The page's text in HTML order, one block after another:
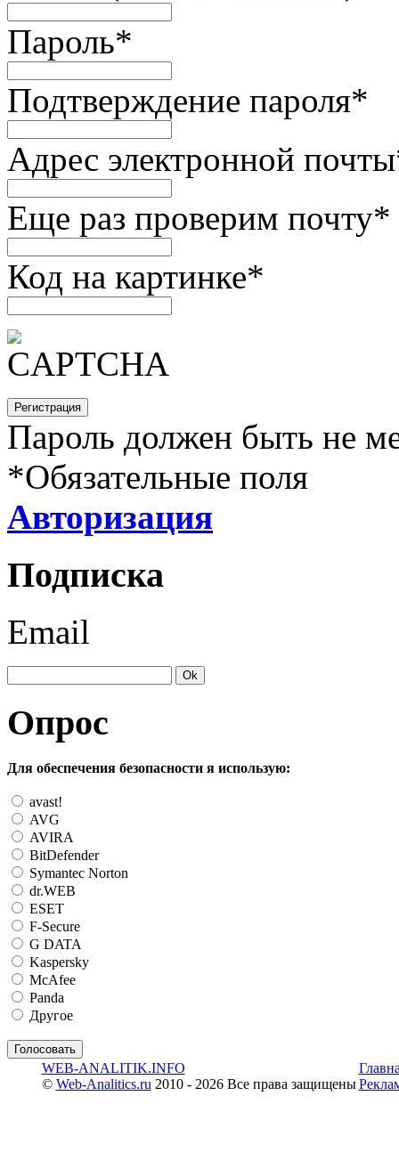
Пароль*
Подтверждение пароля*
Адрес электронной почты
Еще раз проверим почту*
Код на картинке*
Пароль должен быть не
*Обязательные поля
Авторизация
Подписка
Email
Опрос
Для обеспечения безопасности я использую:
avast!
AVG
AVIRA
BitDefender
Symantec Norton
dr.WEB
ESET
F-Secure
G DATA
Kaspersky
McAfee
Panda
Другое
WEB-ANALITIK.INFO
© Web-Analitics.ru 2010 - 2026 Все права защищены